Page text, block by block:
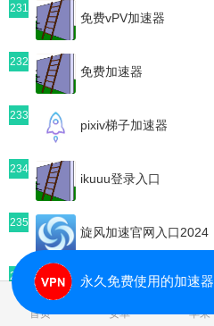
231
免费vPV加速器
232
免费加速器
233
pixiv梯子加速器
234
ikuuu登录入口
235
旋风加速官网入口2024
236
ins加速神器推荐免费
首页 安卓 苹果
永久免费使用的加速器